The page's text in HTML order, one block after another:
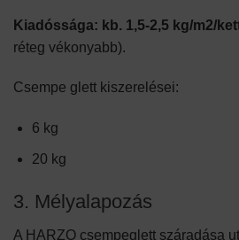
Kiadóssága: kb. 1,5-2,5 kg/m2/
réteg vékonyabb).
Csempe glett kiszerelései:
6 kg
20 kg
3. Mélyalapozás
A HARZO csempeglett száradása